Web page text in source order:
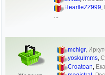
HeartleZZ999,
mchigr,
yoskulmms,
Сroatoan